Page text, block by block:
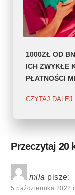
1000ZŁ OD
ICH ZWYKŁE
PŁATNOŚCI
CZYTAJ DALEJ
Przeczytaj 20
mila pisze:
5 października 2022